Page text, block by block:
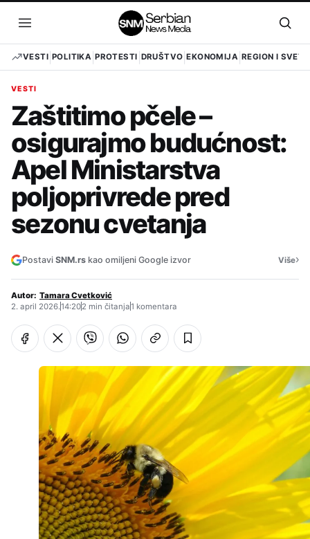
sadržaj
Otvori
meni
VESTI POLITIKA PROTESTI DRUŠTVO EKONOMIJA REGION I SVET
VESTI
Zaštitimo pčele –
osigurajmo budućnost:
Apel Ministarstva
poljoprivrede pred
sezonu cvetanja
Postavi SNM.rs kao omiljeni Google izvor Više›
Autor: Tamara Cvetković
2. april 2026.14:202 min čitanja1 komentara